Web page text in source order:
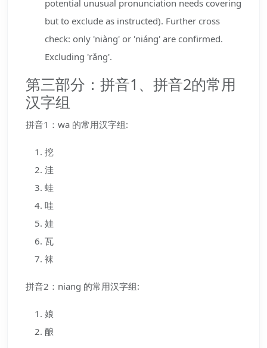
potential unusual pronunciation needs covering
but to exclude as instructed). Further cross
check: only 'niàng' or 'niáng' are confirmed.
Excluding 'rǎng'.
第三部分：拼音1、拼音2的常用
汉字组
拼音1：wa 的常用汉字组:
挖
洼
蛙
哇
娃
瓦
袜
拼音2：niang 的常用汉字组:
娘
酿